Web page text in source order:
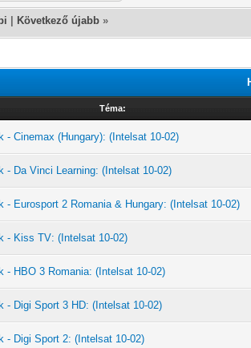
Következő újabb »
Téma:
- Cinemax (Hungary): (Intelsat 10-02)
- Da Vinci Learning: (Intelsat 10-02)
- Eurosport 2 Romania & Hungary: (Intelsat 10-02)
- Kiss TV: (Intelsat 10-02)
- HBO 3 Romania: (Intelsat 10-02)
- Digi Sport 3 HD: (Intelsat 10-02)
- Digi Sport 2: (Intelsat 10-02)